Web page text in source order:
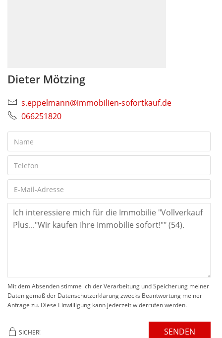
Dieter Mötzing
s.eppelmann@immobilien-sofortkauf.de
066251820
Mit dem Absenden stimme ich der Verarbeitung und Speicherung meiner
Daten gemäß der Datenschutzerklärung zwecks Beantwortung meiner
Anfrage zu. Diese Einwilligung kann jederzeit widerrufen werden.
SICHER! SENDEN